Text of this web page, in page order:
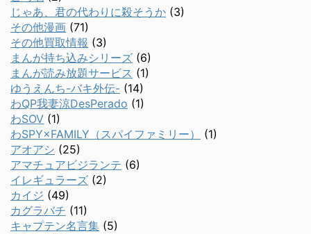
じゃあ、君の代わりに殺そうか (3)
その他漫画 (71)
その他買取情報 (3)
まんが持ち込みシリーズ (6)
まんが読み放題サービス (1)
ゆうえんち-バキ外伝- (14)
わQP我妻涼DesPerado (1)
わSOV (1)
わSPY×FAMILY（スパイファミリー）
(1)
アオアシ (25)
アマチュアビジランテ (6)
イレギュラーズ (2)
カイジ (49)
カグラバチ (11)
キャプテン名言集 (5)